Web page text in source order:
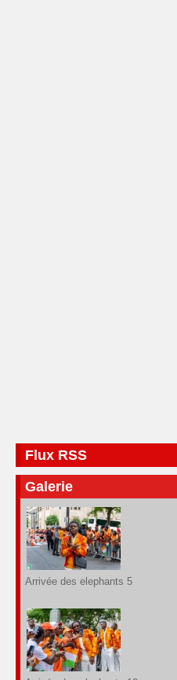
Flux RSS
Galerie
Arrivée des elephants 5